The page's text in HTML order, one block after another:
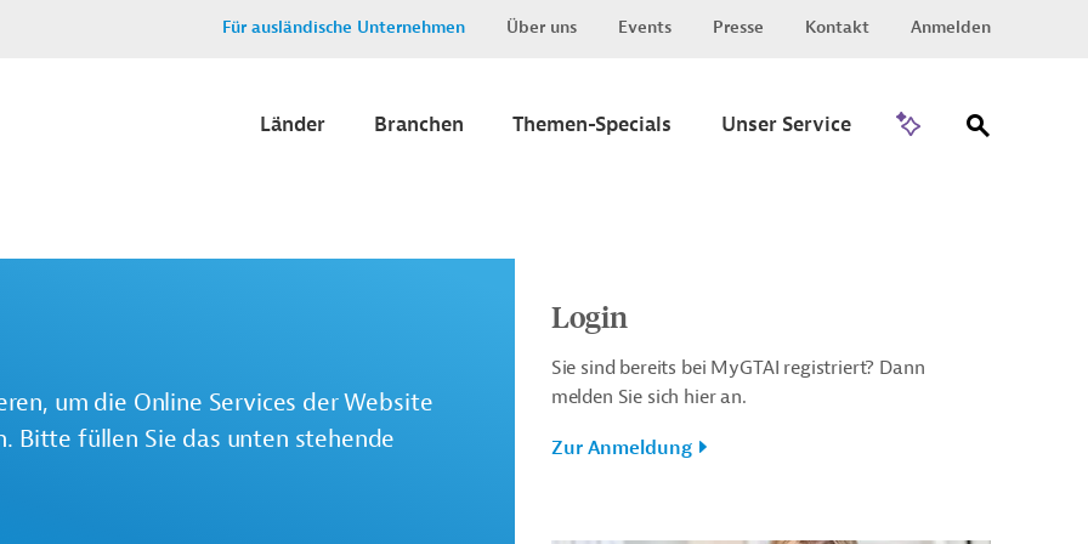
Für ausländische Unternehmen Über uns Events Presse Kontakt Anmelden
Länder Branchen Themen-Specials Unser Service
um die Online Services der Website
Bitte füllen Sie das unten stehende
Login
Sie sind bereits bei MyGTAI registriert? Dann
melden Sie sich hier an.
Zur Anmeldung